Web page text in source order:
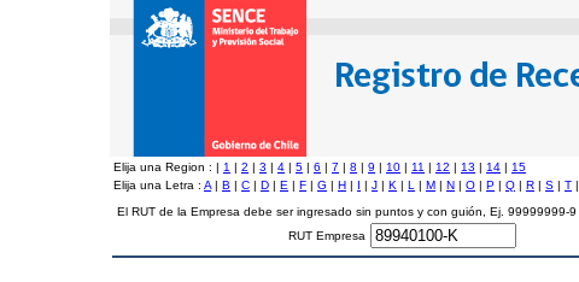
Elija una Region : | 1 | 2 | 3 | 4 | 5 | 6 | 7 | 8 | 9 | 10 | 11 | 12 | 13 | 14 | 15
Elija una Letra : A | B | C | D | E | F | G | H | I | J | K | L | M | N | O | P | Q | R | S | T |
El RUT de la Empresa debe ser ingresado sin puntos y con guión, Ej. 99999999-9
RUT Empresa